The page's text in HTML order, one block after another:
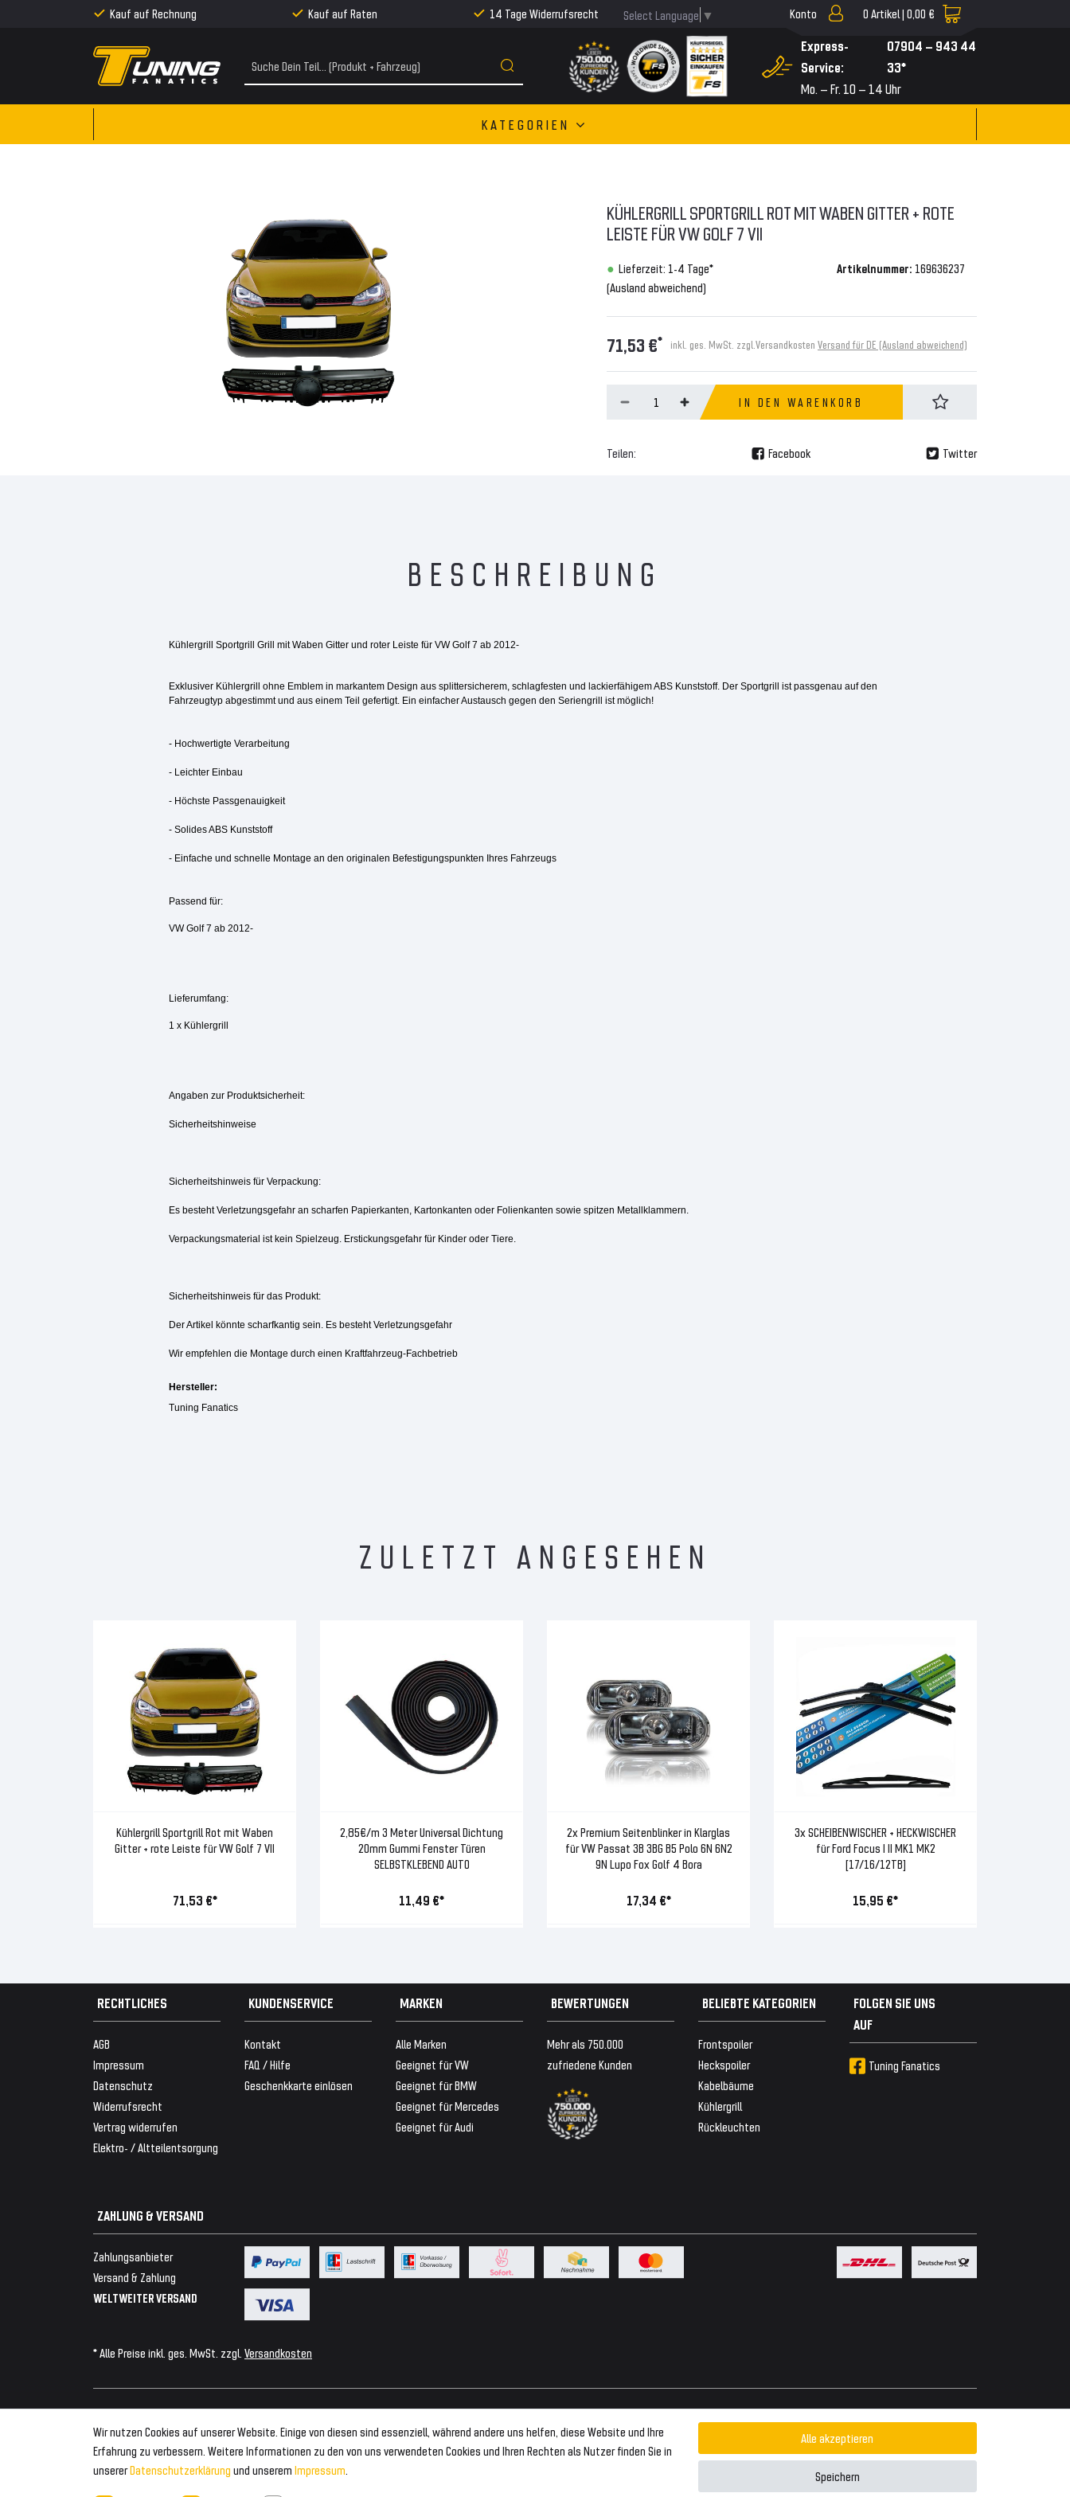
Kauf auf Rechnung Kauf auf Raten 14 Tage Widerrufsrecht Select Language ▼ Konto 0 Artikel | 0,00 €
Express-
Service:
07904 – 943 44
33*
Mo. – Fr. 10 – 14 Uhr
KATEGORIEN
KÜHLERGRILL SPORTGRILL ROT MIT WABEN GITTER + ROTE
LEISTE FÜR VW GOLF 7 VII
Lieferzeit: 1-4 Tage*
(Ausland abweichend)
Artikelnummer: 169636237
71,53 €* inkl. ges. MwSt. zzgl. Versandkosten Versand für DE (Ausland abweichend)
IN DEN WARENKORB
Teilen: Facebook Twitter
BESCHREIBUNG
Kühlergrill Sportgrill Grill mit Waben Gitter und roter Leiste für VW Golf 7 ab 2012-
Exklusiver Kühlergrill ohne Emblem in markantem Design aus splittersicherem, schlagfesten und lackierfähigem ABS Kunststoff. Der Sportgrill ist passgenau auf den
Fahrzeugtyp abgestimmt und aus einem Teil gefertigt. Ein einfacher Austausch gegen den Seriengrill ist möglich!
- Hochwertigte Verarbeitung
- Leichter Einbau
- Höchste Passgenauigkeit
- Solides ABS Kunststoff
- Einfache und schnelle Montage an den originalen Befestigungspunkten Ihres Fahrzeugs
Passend für:
VW Golf 7 ab 2012-
Lieferumfang:
1 x Kühlergrill
Angaben zur Produktsicherheit:
Sicherheitshinweise
Sicherheitshinweis für Verpackung:
Es besteht Verletzungsgefahr an scharfen Papierkanten, Kartonkanten oder Folienkanten sowie spitzen Metallklammern.
Verpackungsmaterial ist kein Spielzeug. Erstickungsgefahr für Kinder oder Tiere.
Sicherheitshinweis für das Produkt:
Der Artikel könnte scharfkantig sein. Es besteht Verletzungsgefahr
Wir empfehlen die Montage durch einen Kraftfahrzeug-Fachbetrieb
Hersteller:
Tuning Fanatics
ZULETZT ANGESEHEN
Kühlergrill Sportgrill Rot mit Waben
Gitter + rote Leiste für VW Golf 7 VII
71,53 €*
2,85€/m 3 Meter Universal Dichtung
20mm Gummi Fenster Türen
SELBSTKLEBEND AUTO
11,49 €*
2x Premium Seitenblinker in Klarglas
für VW Passat 3B 3BG B5 Polo 6N 6N2
9N Lupo Fox Golf 4 Bora
17,34 €*
3x SCHEIBENWISCHER + HECKWISCHER
für Ford Focus I II MK1 MK2
[17/16/12TB]
15,95 €*
Wir nutzen Cookies auf unserer Website. Einige von diesen sind essenziell, während andere uns helfen, diese Website und Ihre
Erfahrung zu verbessern. Weitere Informationen zu den von uns verwendeten Cookies und Ihren Rechten als Nutzer finden Sie in
unsererDaten­schutz­erklärung und unserem Impressum.
Alle akzeptieren
Speichern
RECHTLICHES
AGB
Impressum
Datenschutz
Widerrufsrecht
Vertrag widerrufen
Elektro- / Altteilentsorgung
KUNDENSERVICE
Kontakt
FAQ / Hilfe
Geschenkkarte einlösen
MARKEN
Alle Marken
Geeignet für VW
Geeignet für BMW
Geeignet für Mercedes
Geeignet für Audi
BEWERTUNGEN
Mehr als 750.000
zufriedene Kunden
BELIEBTE KATEGORIEN
Frontspoiler
Heckspoiler
Kabelbäume
Kühlergrill
Rückleuchten
FOLGEN SIE UNS
AUF
Tuning Fanatics
ZAHLUNG & VERSAND
Zahlungsanbieter
Versand & Zahlung
WELTWEITER VERSAND
* Alle Preise inkl. ges. MwSt. zzgl. Versandkosten
© 2026 Tuning Fanatics Powered by